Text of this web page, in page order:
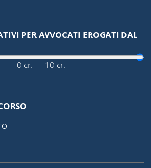
PER AVVOCATI EROGATI DAL
0 cr. — 10 cr.